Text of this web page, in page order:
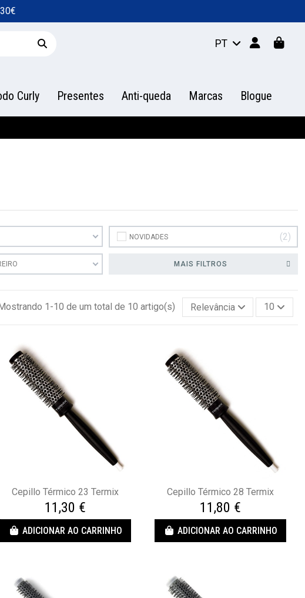
PT
Curly Presentes Anti-queda Marcas Blogue
NOVIDADES 2
MAIS FILTROS
Mostrando 1-10 de um total de 10 artigo(s) Relevância 10
Cepillo Térmico 23 Termix
11,30 €
ADICIONAR AO CARRINHO
Cepillo Térmico 28 Termix
11,80 €
ADICIONAR AO CARRINHO